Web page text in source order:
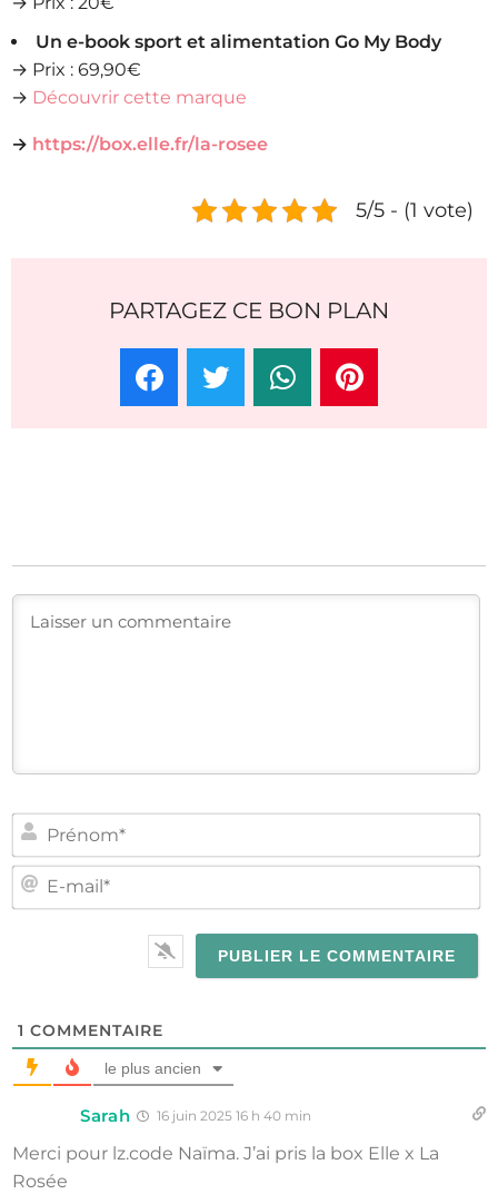
Un e-book sport et alimentation Go My Body
→ Prix : 69,90€
→ Découvrir cette marque
→ https://box.elle.fr/la-rosee
5/5 - (1 vote)
PARTAGEZ CE BON PLAN
E-
1 COMMENTAIRE
le plus ancien
Sarah 16 juin 2025 16 h 40 min
Merci pour lz.code Naïma. J’ai pris la box Elle x La
Rosée